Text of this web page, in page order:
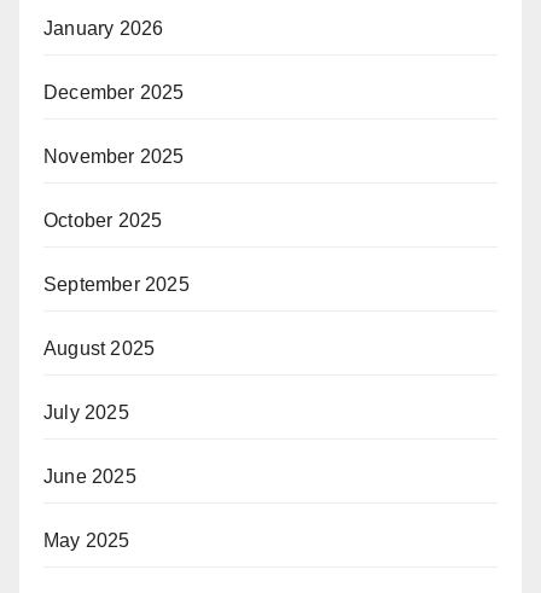
January 2026
December 2025
November 2025
October 2025
September 2025
August 2025
July 2025
June 2025
May 2025